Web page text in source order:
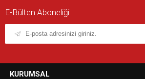
E-Bülten Aboneliği
KURUMSAL